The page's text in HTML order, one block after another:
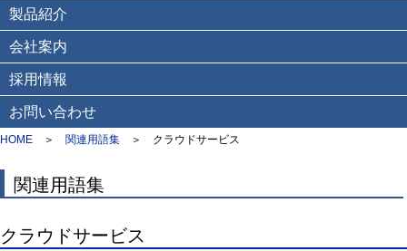
製品紹介
会社案内
採用情報
お問い合わせ
HOME ＞ 関連用語集 ＞ クラウドサービス
関連用語集
クラウドサービス